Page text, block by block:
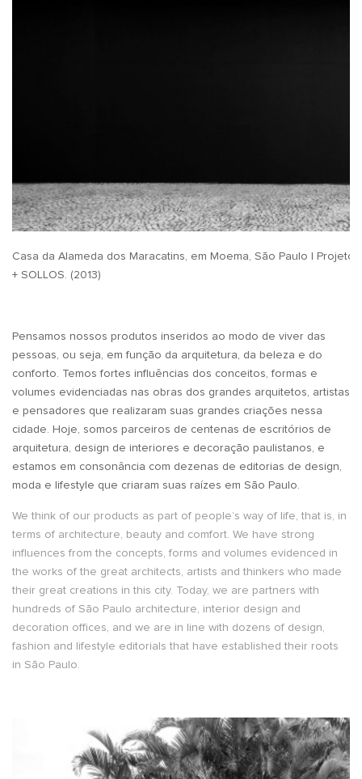
Casa da Alameda dos Maracatins, em Moema, São Paulo |
+ SOLLOS. (2013)
Pensamos nossos produtos inseridos ao modo de viver das
pessoas, ou seja, em função da arquitetura, da beleza e do
conforto. Temos fortes influências dos conceitos, formas e
volumes evidenciadas nas obras dos grandes arquitetos, artistas
e pensadores que realizaram suas grandes criações nessa
cidade. Hoje, somos parceiros de centenas de escritórios de
arquitetura, design de interiores e decoração paulistanos, e
estamos em consonância com dezenas de editorias de design,
moda e lifestyle que criaram suas raízes em São Paulo.
We think of our products as part of people’s way of life, that is, in
terms of architecture, beauty and comfort. We have strong
influences from the concepts, forms and volumes evidenced in
the works of the great architects, artists and thinkers who made
their great creations in this city. Today, we are partners with
hundreds of São Paulo architecture, interior design and
decoration offices, and we are in line with dozens of design,
fashion and lifestyle editorials that have established their roots
in São Paulo.